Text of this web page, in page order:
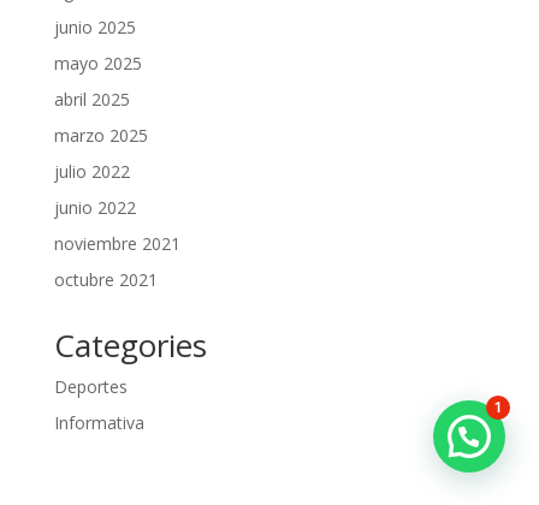
junio 2025
mayo 2025
abril 2025
marzo 2025
julio 2022
junio 2022
noviembre 2021
octubre 2021
Categories
Deportes
Informativa
1